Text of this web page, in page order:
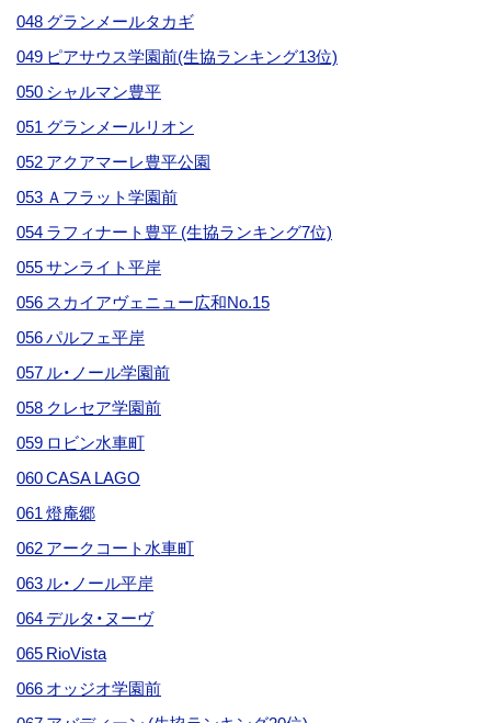
048 グランメールタカギ
049 ピアサウス学園前(生協ランキング13位)
050 シャルマン豊平
051 グランメールリオン
052 アクアマーレ豊平公園
053 Ａフラット学園前
054 ラフィナート豊平 (生協ランキング7位)
055 サンライト平岸
056 スカイアヴェニュー広和No.15
056 パルフェ平岸
057 ル・ノール学園前
058 クレセア学園前
059 ロビン水車町
060 CASA LAGO
061 燈庵郷
062 アークコート水車町
063 ル・ノール平岸
064 デルタ・ヌーヴ
065 RioVista
066 オッジオ学園前